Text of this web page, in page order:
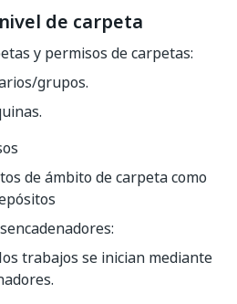
de carpeta
y permisos de carpetas:
grupos.
de ámbito de carpeta como
trabajos se inician mediante